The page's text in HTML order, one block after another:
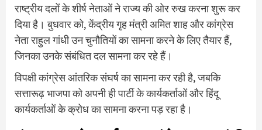
राष्ट्रीय दलों के शीर्ष नेताओं ने राज्य की ओर रुख करना शुरू कर
दिया है। बुधवार को, केंद्रीय गृह मंत्री अमित शाह और कांग्रेस
नेता राहुल गांधी उन चुनौतियों का सामना करने के लिए तैयार हैं,
जिनका उनके संबंधित दल सामना कर रहे हैं।
विपक्षी कांग्रेस आंतरिक संघर्ष का सामना कर रही है, जबकि
सत्तारूढ़ भाजपा को अपनी ही पार्टी के कार्यकर्ताओं और हिंदू
कार्यकर्ताओं के क्रोध का सामना करना पड़ रहा है।